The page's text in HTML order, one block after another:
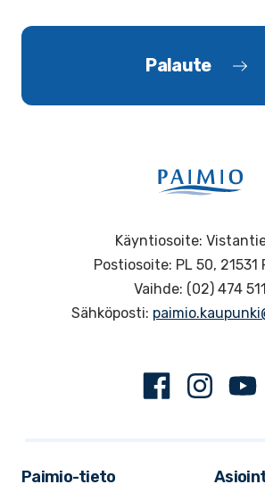
Palaute
Käyntiosoite:
Postiosoite: PL 50, 21531
Vaihde: (02) 474 511
Sähköposti:
Facebook
Paimio-tieto